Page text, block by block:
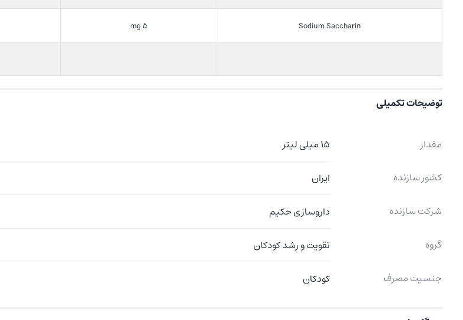
Sodium Saccharin ۵ mg
توضیحات تکمیلی
مقدار
15 میلی لیتر
کشور سازنده
ایران
شرکت سازنده
داروسازی حکیم
گروه
تقویت و رشد کودکان
جنسیت مصرف
کودکان